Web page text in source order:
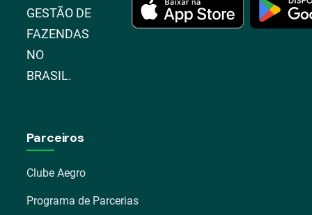
GESTÃO DE
FAZENDAS
NO
BRASIL.
Parceiros
Clube Aegro
Programa de Parcerias